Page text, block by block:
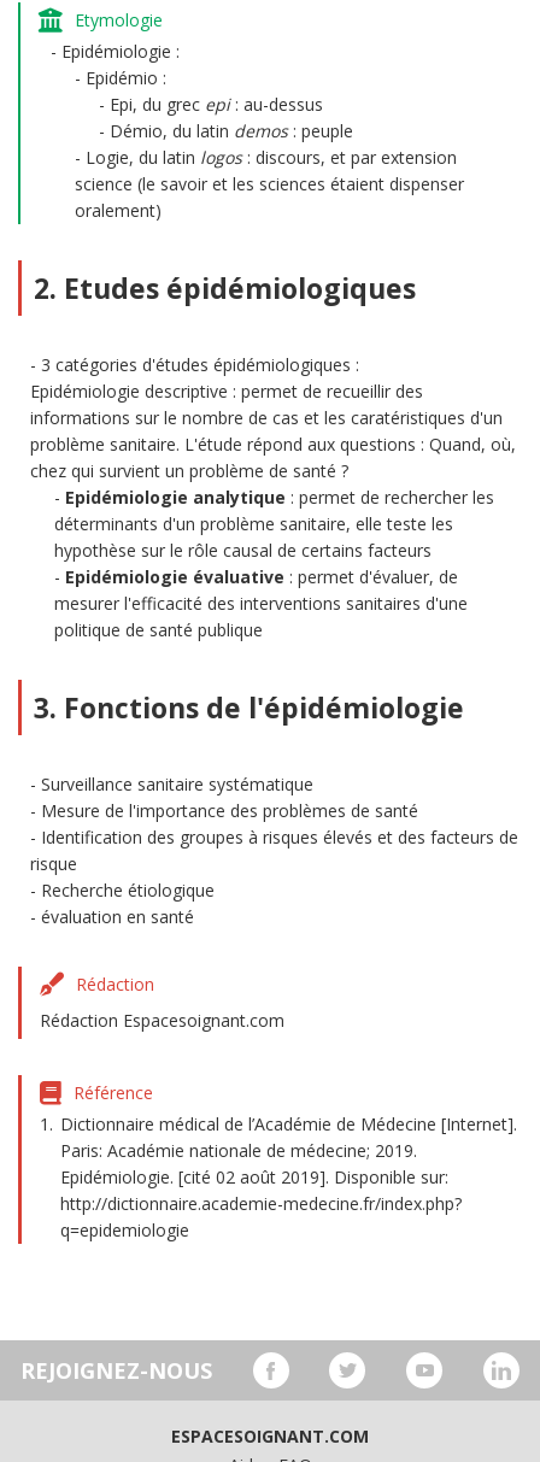
Etymologie
Epidémiologie :
Epidémio :
Epi, du grec epi: au-dessus
Démio, du latin demos: peuple
Logie, du latin logos: discours, et par extension
science (le savoir et les sciences étaient dispenser
oralement)
2. Etudes épidémiologiques
3 catégories d'études épidémiologiques :
Epidémiologie descriptive : permet de recueillir des
informations sur le nombre de cas et les caratéristiques d'un
problème sanitaire. L'étude répond aux questions : Quand, où,
chez qui survient un problème de santé ?
Epidémiologie analytique : permet de rechercher les
déterminants d'un problème sanitaire, elle teste les
hypothèse sur le rôle causal de certains facteurs
Epidémiologie évaluative : permet d'évaluer, de
mesurer l'efficacité des interventions sanitaires d'une
politique de santé publique
3. Fonctions de l'épidémiologie
Surveillance sanitaire systématique
Mesure de l'importance des problèmes de santé
Identification des groupes à risques élevés et des facteurs de
risque
Recherche étiologique
évaluation en santé
Rédaction
Rédaction Espacesoignant.com
Référence
Dictionnaire médical de l’Académie de Médecine [Internet].
Paris: Académie nationale de médecine; 2019.
Epidémiologie. [cité 02 août 2019]. Disponible sur:
http://dictionnaire.academie-medecine.fr/index.php?
q=epidemiologie
REJOIGNEZ-NOUS
ESPACESOIGNANT.COM